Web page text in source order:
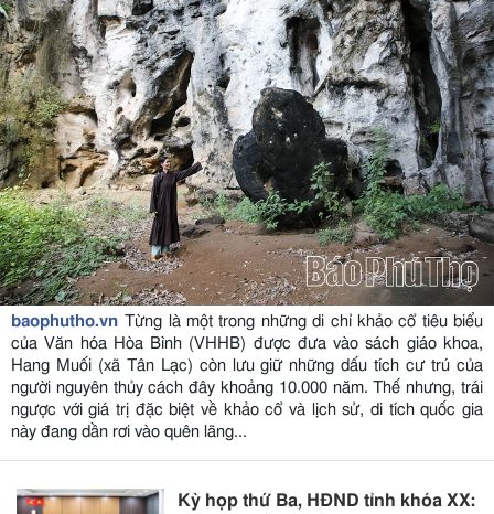
baophutho.vn Từng là một trong những di chỉ khảo cổ tiêu biểu
của Văn hóa Hòa Bình (VHHB) được đưa vào sách giáo khoa,
Hang Muối (xã Tân Lạc) còn lưu giữ những dấu tích cư trú của
người nguyên thủy cách đây khoảng 10.000 năm. Thế nhưng, trái
ngược với giá trị đặc biệt về khảo cổ và lịch sử, di tích quốc gia
này đang dần rơi vào quên lãng...
Kỳ họp thứ Ba, HĐND tỉnh khóa XX: